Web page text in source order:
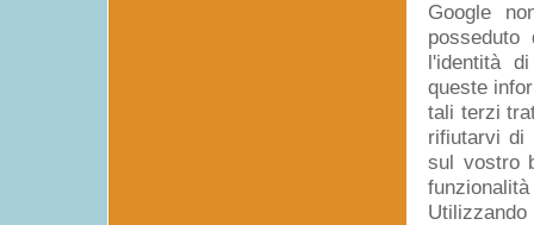
Google
l'identità
queste
tali terzi
rifiutarvi di
sul vostro